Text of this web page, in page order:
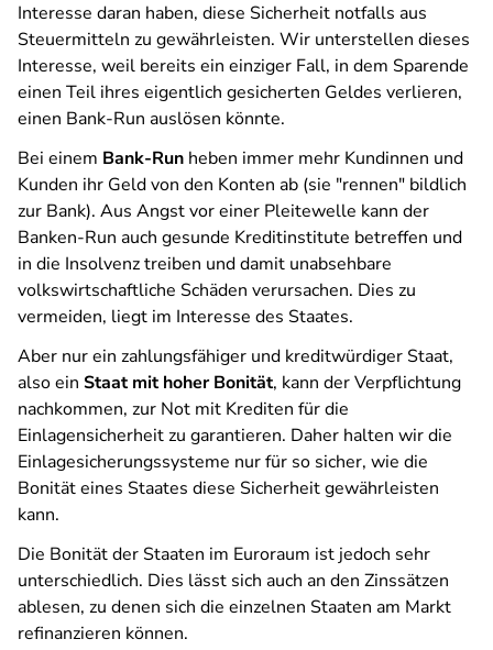
Interesse daran haben, diese Sicherheit notfalls aus
Steuermitteln zu gewährleisten. Wir unterstellen dieses
Interesse, weil bereits ein einziger Fall, in dem Sparende
einen Teil ihres eigentlich gesicherten Geldes verlieren,
einen Bank-Run auslösen könnte.
Bei einem Bank-Run heben immer mehr Kundinnen und
Kunden ihr Geld von den Konten ab (sie "rennen" bildlich
zur Bank). Aus Angst vor einer Pleitewelle kann der
Banken-Run auch gesunde Kreditinstitute betreffen und
in die Insolvenz treiben und damit unabsehbare
volkswirtschaftliche Schäden verursachen. Dies zu
vermeiden, liegt im Interesse des Staates.
Aber nur ein zahlungsfähiger und kreditwürdiger Staat,
also ein Staat mit hoher Bonität, kann der Verpflichtung
nachkommen, zur Not mit Krediten für die
Einlagensicherheit zu garantieren. Daher halten wir die
Einlagesicherungssysteme nur für so sicher, wie die
Bonität eines Staates diese Sicherheit gewährleisten
kann.
Die Bonität der Staaten im Euroraum ist jedoch sehr
unterschiedlich. Dies lässt sich auch an den Zinssätzen
ablesen, zu denen sich die einzelnen Staaten am Markt
refinanzieren können.